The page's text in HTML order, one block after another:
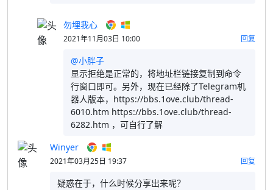
勿埋我心
2021年11月03日 10:00 回复
@小胖子
显示拒绝是正常的，将地址栏链接复制到命令
行窗口即可。 另外，现在已经除了Telegram机
器人版本，https://bbs.1ove.club/thread-
6010.htm https://bbs.1ove.club/thread-
6282.htm ，可自行了解
Winyer
2021年03月25日 19:37 回复
疑惑在于，什么时候分享出来呢？